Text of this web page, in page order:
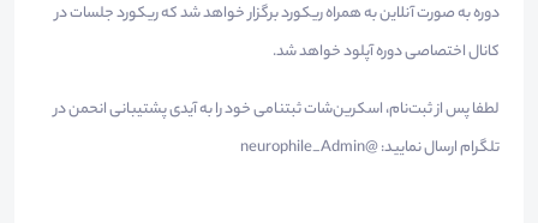
دوره به صورت آنلاین به همراه ریکورد برگزار خواهد شد که ریکورد جلسات در
کانال اختصاصی دوره آپلود خواهد شد.
لطفا پس از ثبت‌نام، اسکرین‌شات ثبتنامی خود را به آیدی پشتیبانی انحمن در
تلگرام ارسال نمایید: @neurophile_Admin